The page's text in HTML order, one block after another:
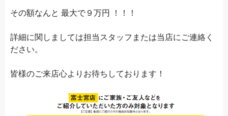
その額なんと 最大で９万円 ！！！
詳細に関しましては担当スタッフまたは当店にご連絡く
ださい。
皆様のご来店心よりお待ちしております！